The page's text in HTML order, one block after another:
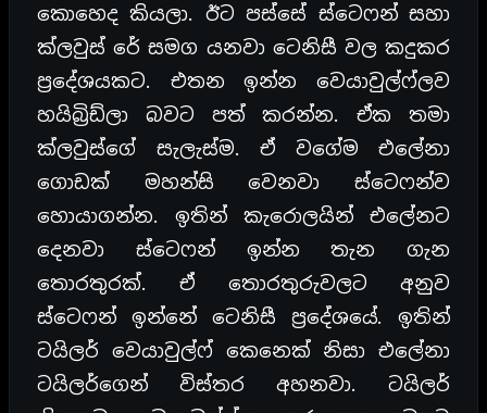
කොහෙද කියලා. ඊට පස්සේ ස්ටෙෆන් සහා
ක්ලවුස් රේ සමග යනවා ටෙනිසී වල කදුකර
ප්‍රදේශයකට. එතන ඉන්න වෙයාවුල්ෆ්ලව
හයිබ්‍රිඩ්ලා බවට පත් කරන්න. ඒක තමා
ක්ලවුස්ගේ සැලැස්ම. ඒ වගේම එලේනා
ගොඩක් මහන්සි වෙනවා ස්ටෙෆන්ව
හොයාගන්න. ඉතින් කැරොලයින් එලේනට
දෙනවා ස්ටෙෆන් ඉන්න තැන ගැන
තොරතුරක්. ඒ තොරතුරුවලට අනුව
ස්ටෙෆන් ඉන්නේ ටෙනිසී ප්‍රදේශයේ. ඉතින්
ටයිලර් වෙයාවුල්ෆ් කෙනෙක් නිසා එලේනා
ටයිලර්ගෙන් විස්තර අහනවා. ටයිලර්